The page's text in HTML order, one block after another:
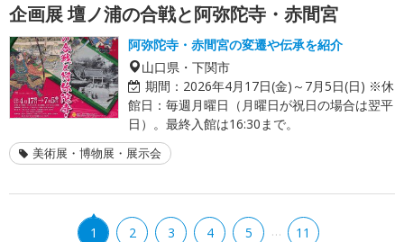
企画展 壇ノ浦の合戦と阿弥陀寺・赤間宮
阿弥陀寺・赤間宮の変遷や伝承を紹介
山口県・下関市
期間： 2026年4月17日(金)～7月5日(日) ※休
館日：毎週月曜日（月曜日が祝日の場合は翌平
日）。最終入館は16:30まで。
美術展・博物展・展示会
1 2 3 4 5 … 11